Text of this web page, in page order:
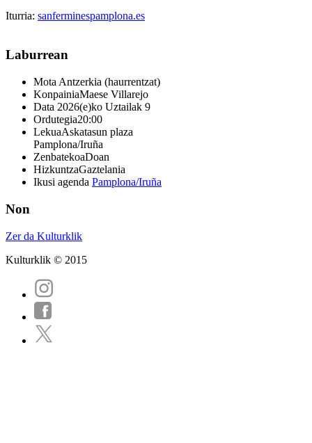
Iturria: sanferminespamplona.es
Laburrean
Mota Antzerkia (haurrentzat)
KonpainiaMaese Villarejo
Data 2026(e)ko Uztailak 9
Ordutegia20:00
LekuaAskatasun plaza
Pamplona/Iruña
ZenbatekoaDoan
HizkuntzaGaztelania
Ikusi agenda Pamplona/Iruña
Non
Zer da Kulturklik
Kulturklik © 2015